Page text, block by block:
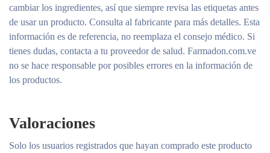
cambiar los ingredientes, así que siempre revisa las etiquetas antes
de usar un producto. Consulta al fabricante para más detalles. Esta
información es de referencia, no reemplaza el consejo médico. Si
tienes dudas, contacta a tu proveedor de salud. Farmadon.com.ve
no se hace responsable por posibles errores en la información de
los productos.
Valoraciones
Solo los usuarios registrados que hayan comprado este producto